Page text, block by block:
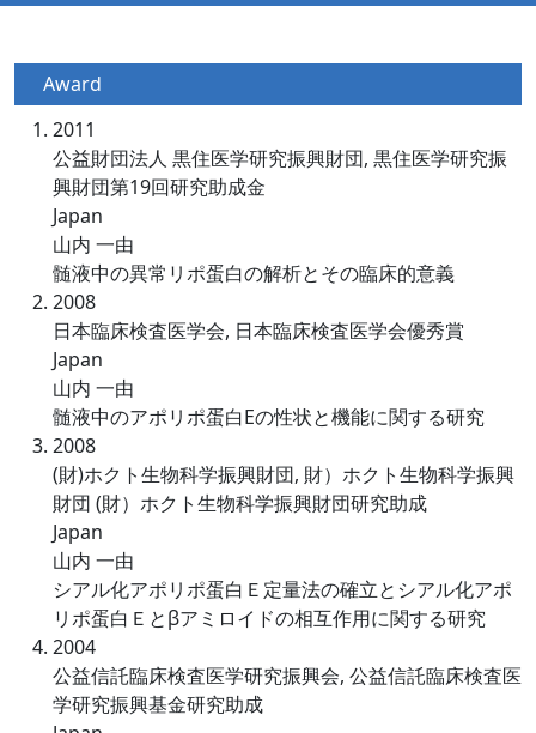
Award
2011
公益財団法人 黒住医学研究振興財団, 黒住医学研究振
興財団第19回研究助成金
Japan
山内 一由
髄液中の異常リポ蛋白の解析とその臨床的意義
2008
日本臨床検査医学会, 日本臨床検査医学会優秀賞
Japan
山内 一由
髄液中のアポリポ蛋白Eの性状と機能に関する研究
2008
(財)ホクト生物科学振興財団, 財）ホクト生物科学振興
財団 (財）ホクト生物科学振興財団研究助成
Japan
山内 一由
シアル化アポリポ蛋白Ｅ定量法の確立とシアル化アポ
リポ蛋白Ｅとβアミロイドの相互作用に関する研究
2004
公益信託臨床検査医学研究振興会, 公益信託臨床検査医
学研究振興基金研究助成